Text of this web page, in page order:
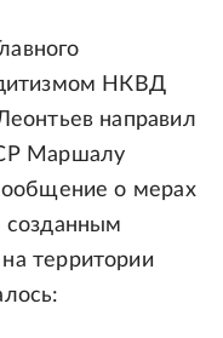
НКВД
направил
Маршалу
о мерах
созданным
территории